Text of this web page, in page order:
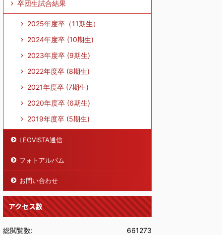
卒団生試合結果
2025年度卒（11期生）
2024年度卒 (10期生)
2023年度卒 (9期生)
2022年度卒 (8期生)
2021年度卒 (7期生)
2020年度卒 (6期生)
2019年度卒 (5期生)
LEOVISTA通信
フォトアルバム
お問い合わせ
アクセス数
661273
総閲覧数: